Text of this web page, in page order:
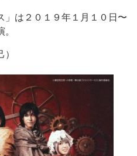
は２０１９年１月１０日〜